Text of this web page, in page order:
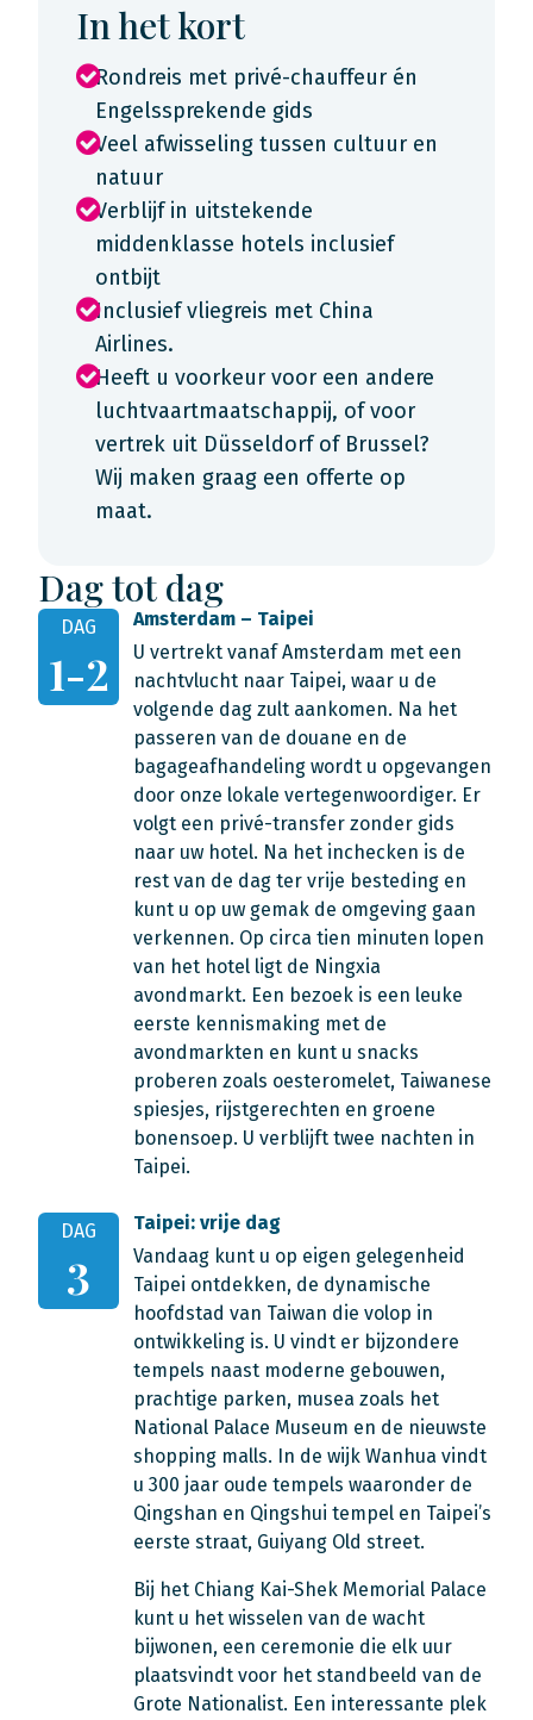
In het kort
Rondreis met privé-chauffeur én
Engelssprekende gids
Veel afwisseling tussen cultuur en
natuur
Verblijf in uitstekende
middenklasse hotels inclusief
ontbijt
Inclusief vliegreis met China
Airlines.
Heeft u voorkeur voor een andere
luchtvaartmaatschappij, of voor
vertrek uit Düsseldorf of Brussel?
Wij maken graag een offerte op
maat.
Dag tot dag
DAG
1-2
Amsterdam – Taipei
U vertrekt vanaf Amsterdam met een
nachtvlucht naar Taipei, waar u de
volgende dag zult aankomen. Na het
passeren van de douane en de
bagageafhandeling wordt u opgevangen
door onze lokale vertegenwoordiger. Er
volgt een privé-transfer zonder gids
naar uw hotel. Na het inchecken is de
rest van de dag ter vrije besteding en
kunt u op uw gemak de omgeving gaan
verkennen. Op circa tien minuten lopen
van het hotel ligt de Ningxia
avondmarkt. Een bezoek is een leuke
eerste kennismaking met de
avondmarkten en kunt u snacks
proberen zoals oesteromelet, Taiwanese
spiesjes, rijstgerechten en groene
bonensoep. U verblijft twee nachten in
Taipei.
DAG
3
Taipei: vrije dag
Vandaag kunt u op eigen gelegenheid
Taipei ontdekken, de dynamische
hoofdstad van Taiwan die volop in
ontwikkeling is. U vindt er bijzondere
tempels naast moderne gebouwen,
prachtige parken, musea zoals het
National Palace Museum en de nieuwste
shopping malls. In de wijk Wanhua vindt
u 300 jaar oude tempels waaronder de
Qingshan en Qingshui tempel en Taipei’s
eerste straat, Guiyang Old street.
Bij het Chiang Kai-Shek Memorial Palace
kunt u het wisselen van de wacht
bijwonen, een ceremonie die elk uur
plaatsvindt voor het standbeeld van de
Grote Nationalist. Een interessante plek